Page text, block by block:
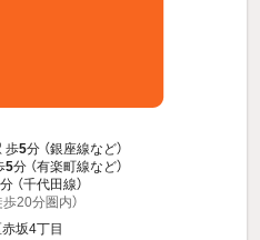
歩5分 （銀座線など）
5分 （有楽町線など）
分 （千代田線）
20分圏内）
坂4丁目